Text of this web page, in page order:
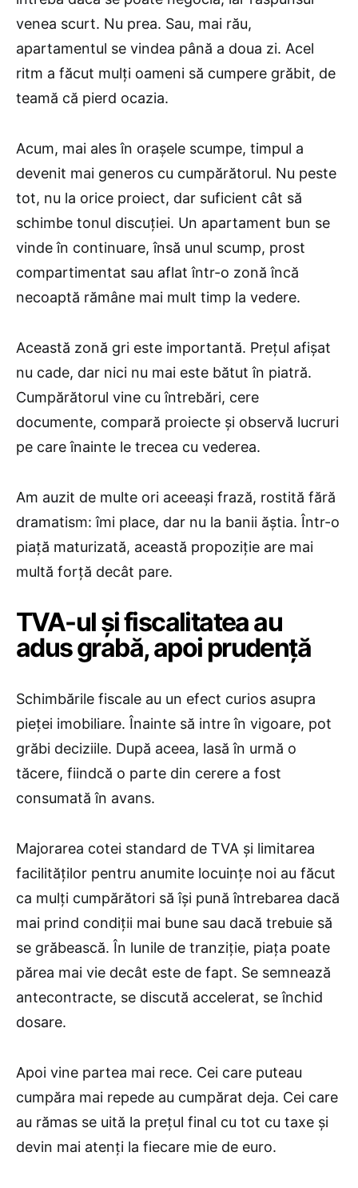
venea scurt. Nu prea. Sau, mai rău,
apartamentul se vindea până a doua zi. Acel
ritm a făcut mulți oameni să cumpere grăbit, de
teamă că pierd ocazia.
Acum, mai ales în orașele scumpe, timpul a
devenit mai generos cu cumpărătorul. Nu peste
tot, nu la orice proiect, dar suficient cât să
schimbe tonul discuției. Un apartament bun se
vinde în continuare, însă unul scump, prost
compartimentat sau aflat într-o zonă încă
necoaptă rămâne mai mult timp la vedere.
Această zonă gri este importantă. Prețul afișat
nu cade, dar nici nu mai este bătut în piatră.
Cumpărătorul vine cu întrebări, cere
documente, compară proiecte și observă lucruri
pe care înainte le trecea cu vederea.
Am auzit de multe ori aceeași frază, rostită fără
dramatism: îmi place, dar nu la banii ăștia. Într-o
piață maturizată, această propoziție are mai
multă forță decât pare.
TVA-ul și fiscalitatea au
adus grabă, apoi prudență
Schimbările fiscale au un efect curios asupra
pieței imobiliare. Înainte să intre în vigoare, pot
grăbi deciziile. După aceea, lasă în urmă o
tăcere, fiindcă o parte din cerere a fost
consumată în avans.
Majorarea cotei standard de TVA și limitarea
facilităților pentru anumite locuințe noi au făcut
ca mulți cumpărători să își pună întrebarea dacă
mai prind condiții mai bune sau dacă trebuie să
se grăbească. În lunile de tranziție, piața poate
părea mai vie decât este de fapt. Se semnează
antecontracte, se discută accelerat, se închid
dosare.
Apoi vine partea mai rece. Cei care puteau
cumpăra mai repede au cumpărat deja. Cei care
au rămas se uită la prețul final cu tot cu taxe și
devin mai atenți la fiecare mie de euro.